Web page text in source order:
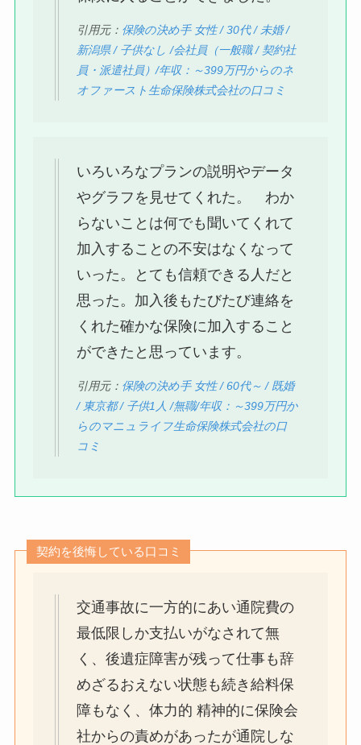
引用元： 保険の決め手 女性 / 30代 / 未婚 /
新潟県 / 子供なし /会社員（一般職 / 契約社
員・派遣社員）/年収：～399万円からのネ
オファースト生命保険株式会社の口コミ
いろいろなプランの説明やデータ
やグラフを見せてくれた。 わか
らないことは何でも聞いてくれて
加入することの不安はなくなって
いった。とても信頼できる人だと
思った。加入後もたびたび連絡を
くれた確かな保険に加入すること
ができたと思っています。
引用元： 保険の決め手 女性 / 60代～ / 既婚
/ 東京都 / 子供1人 /無職/年収：～399万円か
らのマニュライフ生命保険株式会社の口
コミ
契約を後悔している口コミ
交通事故に一方的にあい通院費の
最低限しか支払いがなされて無
く、後遺症障害が残って仕事も辞
めざるおえない状態も続き給料保
障もなく、体力的 精神的に保険会
社からの責めがあったが通院しな